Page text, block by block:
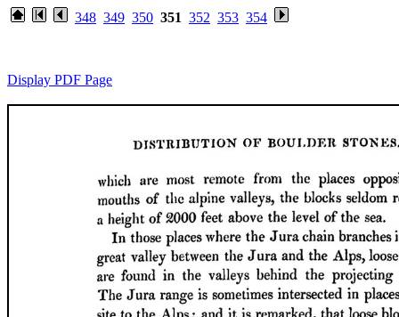
348 349 350 351 352 353 354
Display PDF Page